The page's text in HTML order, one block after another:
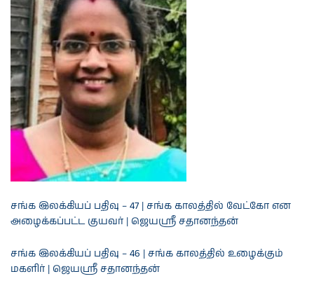
சங்க இலக்கியப் பதிவு – 47 | சங்க காலத்தில் வேட்கோ என
அழைக்கப்பட்ட குயவர் | ஜெயஸ்ரீ சதானந்தன்
சங்க இலக்கியப் பதிவு – 46 | சங்க காலத்தில் உழைக்கும்
மகளிர் | ஜெயஸ்ரீ சதானந்தன்